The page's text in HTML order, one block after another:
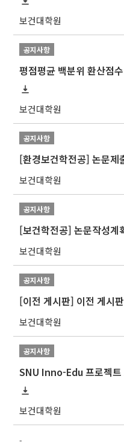
보건대학원
공지사항
평점평균 백분위 환산점
보건대학원
공지사항
[환경보건학전공] 논문제
보건대학원
공지사항
[보건학전공] 논문작성계
보건대학원
공지사항
[이전 게시판] 이전 게시
보건대학원
공지사항
보건대학원
-